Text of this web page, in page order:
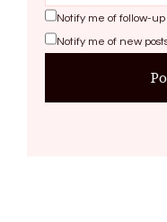
Notify me of follow-
Notify me of new